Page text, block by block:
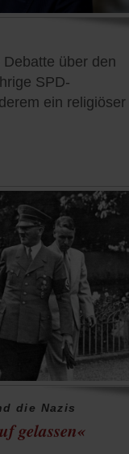
über den
SPD-
ein religiöser
die Nazis
gelassen«